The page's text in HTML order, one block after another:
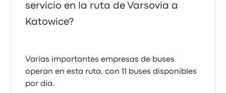
servicio en la ruta de Varsovia a
Katowice?
Varias importantes empresas de buses
operan en esta ruta, con 11 buses disponibles
por día.